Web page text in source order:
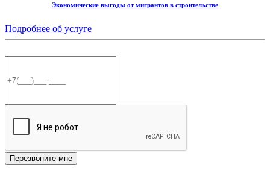
Экономические выгоды от мигрантов в строительстве
Подробнее об услуге
Перезвоните мне